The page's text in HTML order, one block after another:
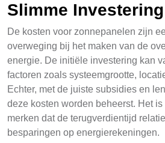
Slimme Investering
De kosten voor zonnepanelen zijn
overweging bij het maken van de
energie. De initiële investering kan
factoren zoals systeemgrootte,
Echter, met de juiste subsidies en
deze kosten worden beheerst. Het
merken dat de terugverdientijd
besparingen op energierekeningen.